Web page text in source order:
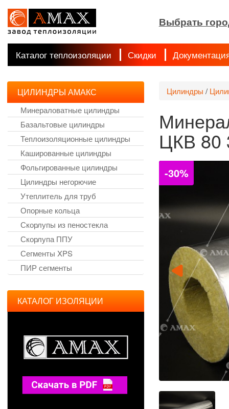
Выбрать
Каталог теплоизоляции Скидки
Цилиндры /
ЦКВ 80
-30%
ЦИЛИНДРЫ АМАКС
Минераловатные цилиндры
Базальтовые цилиндры
Теплоизоляционные цилиндры
Кашированные цилиндры
Фольгированные цилиндры
Цилиндры негорючие
Утеплитель для труб
Опорные кольца
Скорлупы из пеностекла
Скорлупа ППУ
Сегменты XPS
ПИР сегменты
КАТАЛОГ ИЗОЛЯЦИИ